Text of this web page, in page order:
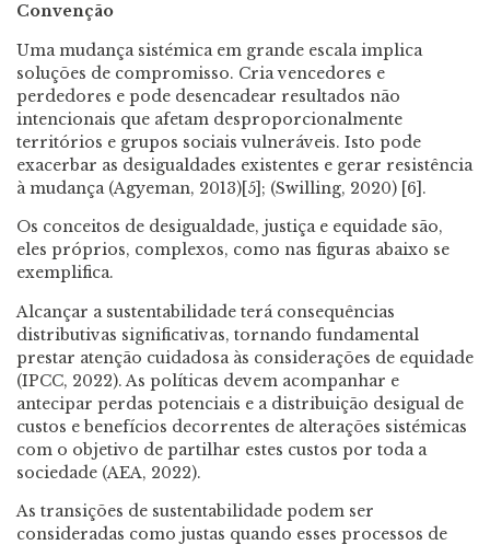
Convenção
Uma mudança sistémica em grande escala implica
soluções de compromisso. Cria vencedores e
perdedores e pode desencadear resultados não
intencionais que afetam desproporcionalmente
territórios e grupos sociais vulneráveis. Isto pode
exacerbar as desigualdades existentes e gerar resistência
à mudança (Agyeman, 2013)[5]; (Swilling, 2020) [6].
Os conceitos de desigualdade, justiça e equidade são,
eles próprios, complexos, como nas figuras abaixo se
exemplifica.
Alcançar a sustentabilidade terá consequências
distributivas significativas, tornando fundamental
prestar atenção cuidadosa às considerações de equidade
(IPCC, 2022). As políticas devem acompanhar e
antecipar perdas potenciais e a distribuição desigual de
custos e benefícios decorrentes de alterações sistémicas
com o objetivo de partilhar estes custos por toda a
sociedade (AEA, 2022).
As transições de sustentabilidade podem ser
consideradas como justas quando esses processos de